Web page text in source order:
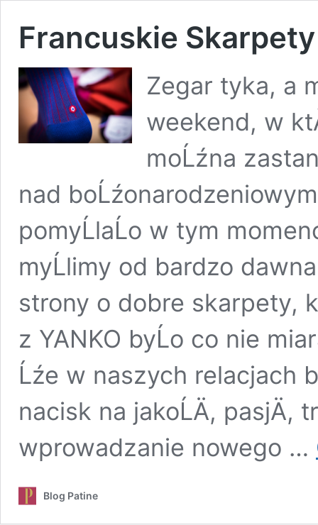
Francuskie Skarpety
Zegar tyka, a
weekend, w
moĹźna
nad
pomyĹlaĹo w tym
myĹlimy od bardzo
strony o dobre skarpety,
z YANKO byĹo co nie
Ĺźe w naszych relacjach
nacisk na jakoĹÄ,
wprowadzanie nowego …
Blog Patine